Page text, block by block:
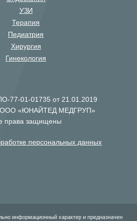
УЗИ
Терапия
Педиатрия
Хирургия
Гинекология
77-01-01735 от 21.01.2019
ООО «ЮНАЙТЕД МЕДГРУП»
права защищены
персональных данных
информационный характер и предназначен